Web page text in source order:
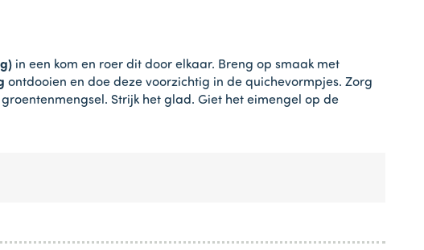
in een kom en roer dit door elkaar. Breng op smaak met
ontdooien en doe deze voorzichtig in de quichevormpjes. Zorg
Strijk het glad. Giet het eimengel op de